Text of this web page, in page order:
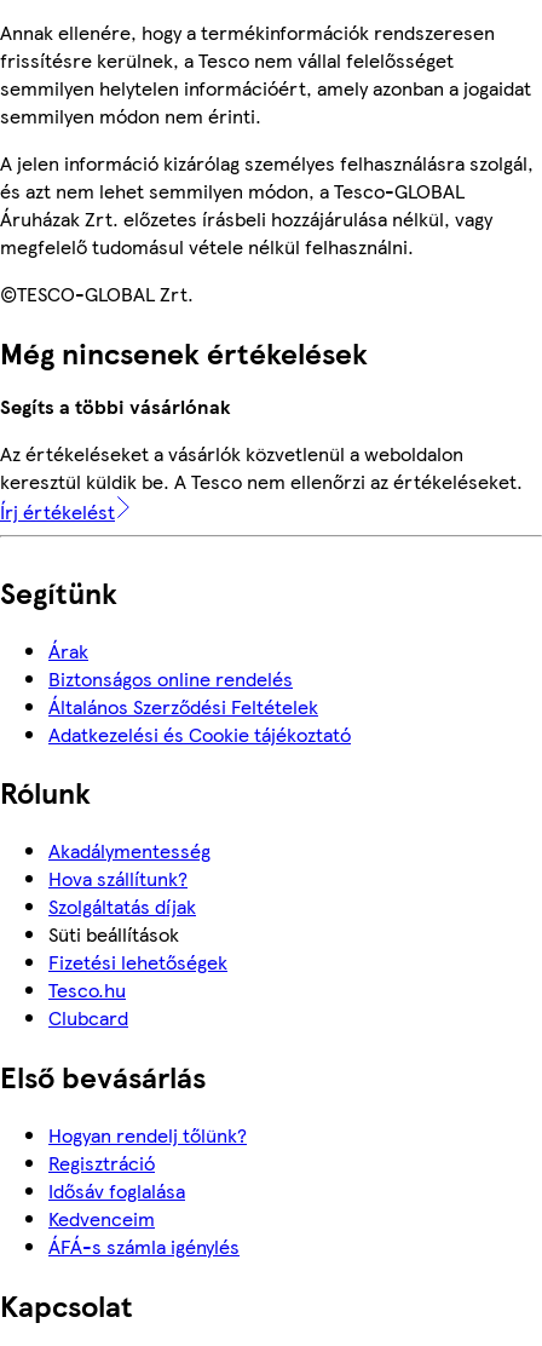
Annak ellenére, hogy a termékinformációk rendszeresen
frissítésre kerülnek, a Tesco nem vállal felelősséget
semmilyen helytelen információért, amely azonban a jogaidat
semmilyen módon nem érinti.
A jelen információ kizárólag személyes felhasználásra szolgál,
és azt nem lehet semmilyen módon, a Tesco-GLOBAL
Áruházak Zrt. előzetes írásbeli hozzájárulása nélkül, vagy
megfelelő tudomásul vétele nélkül felhasználni.
©TESCO-GLOBAL Zrt.
Még nincsenek értékelések
Segíts a többi vásárlónak
Az értékeléseket a vásárlók közvetlenül a weboldalon
keresztül küldik be. A Tesco nem ellenőrzi az értékeléseket.
Írj értékelést
Segítünk
Árak
Biztonságos online rendelés
Általános Szerződési Feltételek
Adatkezelési és Cookie tájékoztató
Rólunk
Akadálymentesség
Hova szállítunk?
Szolgáltatás díjak
Süti beállítások
Fizetési lehetőségek
Tesco.hu
Clubcard
Első bevásárlás
Hogyan rendelj tőlünk?
Regisztráció
Idősáv foglalása
Kedvenceim
ÁFÁ-s számla igénylés
Kapcsolat